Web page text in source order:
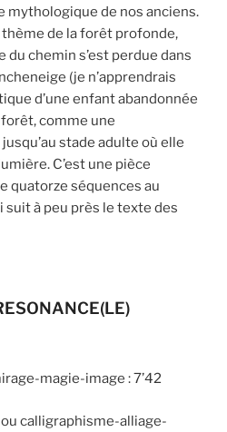
mythologique de nos anciens.
de la forêt profonde,
du chemin s’est perdue dans
(je n’apprendrais
d’une enfant abandonnée
forêt, comme une
stade adulte où elle
C’est une pièce
quatorze séquences au
à peu près le texte des
magie-image : 7’42
calligraphisme-alliage-